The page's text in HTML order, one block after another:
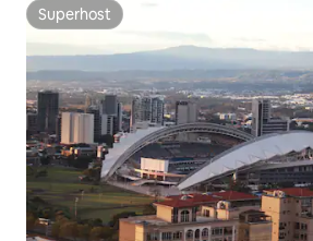
Superhost
Superhost